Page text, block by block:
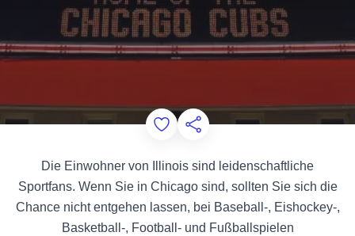
Add to Favorites
Diese Seite teilen
Die Einwohner von Illinois sind leidenschaftliche
Sportfans. Wenn Sie in Chicago sind, sollten Sie sich die
Chance nicht entgehen lassen, bei Baseball-, Eishockey-,
Basketball-, Football- und Fußballspielen